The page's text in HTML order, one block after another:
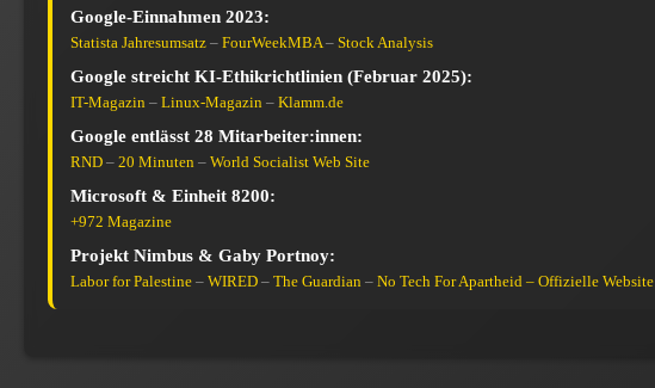
Google-Einnahmen 2023:
Statista Jahresumsatz – FourWeekMBA – Stock Analysis
Google streicht KI-Ethikrichtlinien (Februar 2025):
IT-Magazin – Linux-Magazin – Klamm.de
Google entlässt 28 Mitarbeiter:innen:
RND – 20 Minuten – World Socialist Web Site
Microsoft & Einheit 8200:
+972 Magazine
Projekt Nimbus & Gaby Portnoy:
Labor for Palestine – WIRED – The Guardian – No Tech For Apartheid – Offizielle Website